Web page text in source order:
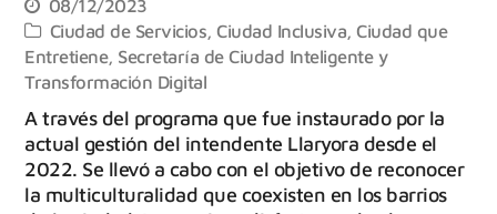
08/12/2023
Ciudad de Servicios,Ciudad Inclusiva,Ciudad que
Entretiene, Secretaría de Ciudad Inteligente y
Transformación Digital
A través del programa que fue instaurado por la
actual gestión del intendente Llaryora desde el
2022. Se llevó a cabo con el objetivo de reconocer
la multiculturalidad que coexisten en los barrios